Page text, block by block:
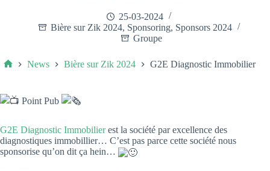
25-03-2024
Bière sur Zik 2024, Sponsoring, Sponsors 2024
Groupe
News Bière sur Zik 2024 G2E Diagnostic Immobilier
Point Pub
G2E Diagnostic Immobilierest la société par excellence des
diagnostiques immobillier… C’est pas parce cette société nous
sponsorise qu’on dit ça hein…